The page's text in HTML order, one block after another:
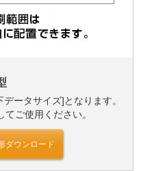
ータサイズ]となります。
ご使用ください。
ダウンロード